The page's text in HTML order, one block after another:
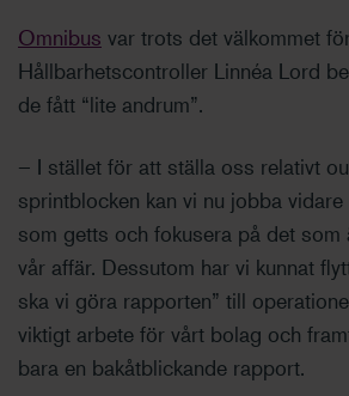
Omnibus var trots det välkommet
Hållbarhetscontroller Linnéa Lord
de fått “lite andrum”.
– I stället för att ställa oss relativt
sprintblocken kan vi nu jobba
som getts och fokusera på det som
vår affär. Dessutom har vi kunnat
ska vi göra rapporten” till
viktigt arbete för vårt bolag och
bara en bakåtblickande rapport.